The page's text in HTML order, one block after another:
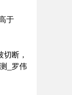
于
断，
_罗伟